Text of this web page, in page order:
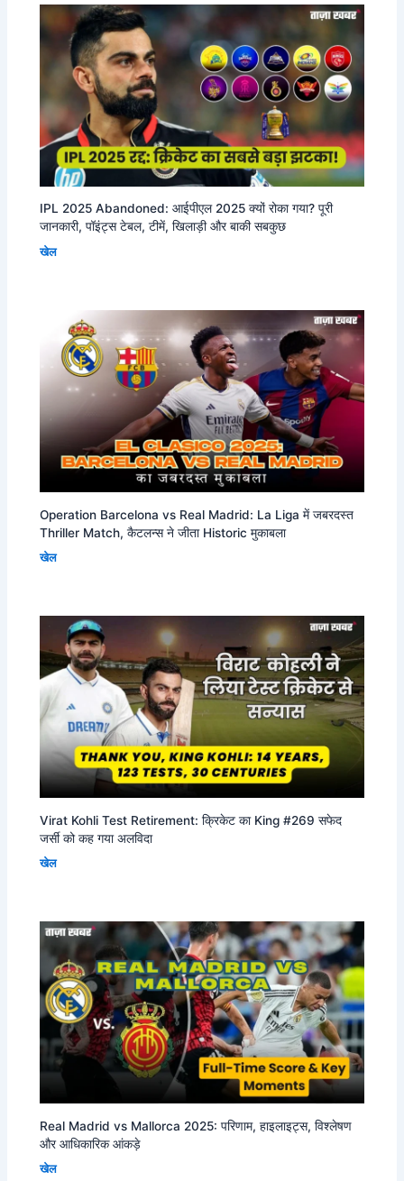
IPL 2025 Abandoned: आईपीएल 2025 क्यों रोका गया? पूरी
जानकारी, पॉइंट्स टेबल, टीमें, खिलाड़ी और बाकी सबकुछ
खेल
Operation Barcelona vs Real Madrid: La Liga में जबरदस्त
Thriller Match, कैटलन्स ने जीता Historic मुकाबला
खेल
Virat Kohli Test Retirement: क्रिकेट का King #269 सफेद
जर्सी को कह गया अलविदा
खेल
Real Madrid vs Mallorca 2025: परिणाम, हाइलाइट्स, विश्लेषण
और आधिकारिक आंकड़े
खेल